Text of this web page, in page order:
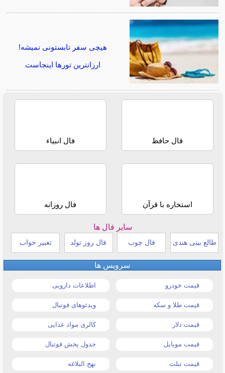
هیچی سفر تابستونی نمیشه!
ارزانترین تورها اینجاست
فال حافظ فال انبیاء
استخاره با قرآن فال روزانه
سایر فال ها
طالع بینی هندی فال چوب فال روز تولد تعبیر خواب
سرویس ها
قیمت خودرو اطلاعات دارویی
قیمت طلا و سکه ویدئوهای فوتبال
قیمت دلار کالری مواد غذایی
قیمت موبایل جدول پخش فوتبال
قیمت تبلت نهج البلاغه